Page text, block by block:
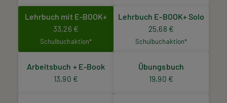
Lehrbuch mit E-BOOK+
33,26 €
Schulbuchaktion*
Lehrbuch E-BOOK+ Solo
25,68 €
Schulbuchaktion*
Arbeitsbuch + E-Book
13,90 €
Übungsbuch
19,90 €